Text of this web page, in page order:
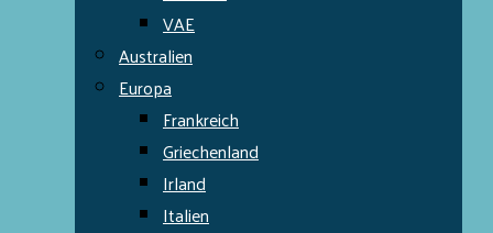
VAE
Australien
Europa
Frankreich
Griechenland
Irland
Italien